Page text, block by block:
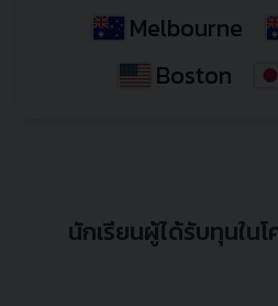
Melbourne
Boston
นักเรียนผู้ได้รับทุนใน